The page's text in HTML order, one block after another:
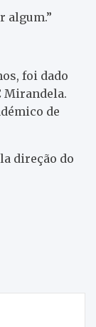
algum.”
foi dado
Mirandela.
de
direção do